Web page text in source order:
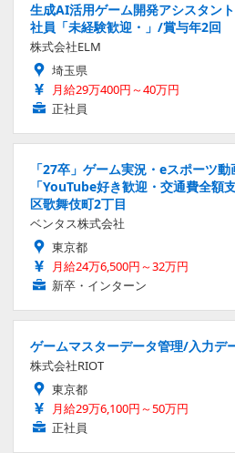
生成AI活用ゲーム開発アシスタン
社員「未経験歓迎・」/賞与年2回
株式会社ELM
埼玉県
月給29万400円～40万円
正社員
「27卒」ゲーム実況・eスポーツ
「YouTube好き歓迎・交通費全額
区歌舞伎町2丁目
ベンタス株式会社
東京都
月給24万6,500円～32万円
新卒・インターン
ゲームマスターデータ管理/入力デ
株式会社RIOT
東京都
月給29万6,100円～50万円
正社員